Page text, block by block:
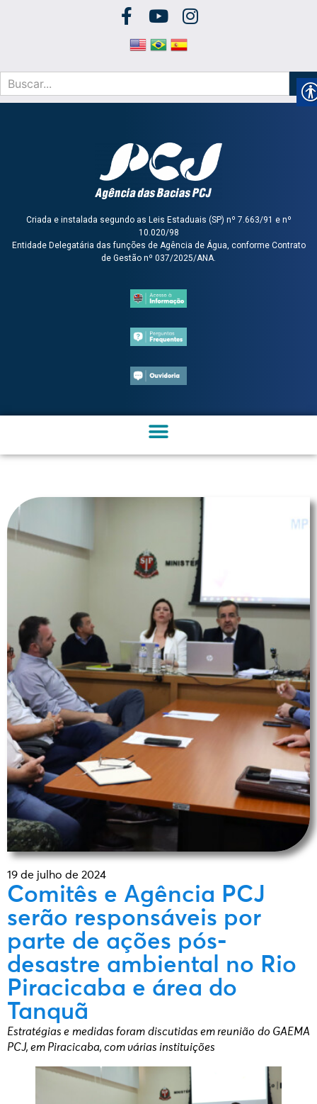
Criada e instalada segundo as Leis Estaduais (SP) nº 7.663/91 e nº
10.020/98
Entidade Delegatária das funções de Agência de Água, conforme Contrato
de Gestão nº 037/2025/ANA.
19 de julho de 2024
Comitês e Agência PCJ
serão responsáveis por
parte de ações pós-
desastre ambiental no Rio
Piracicaba e área do
Tanquã
Estratégias e medidas foram discutidas em reunião do GAEMA
PCJ, em Piracicaba, com várias instituições